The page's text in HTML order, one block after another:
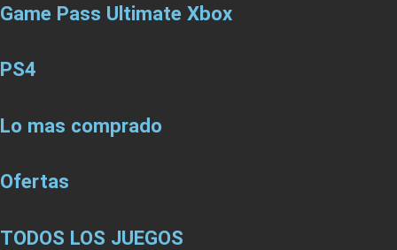
Game Pass Ultimate Xbox
PS4
Lo mas comprado
Ofertas
TODOS LOS JUEGOS